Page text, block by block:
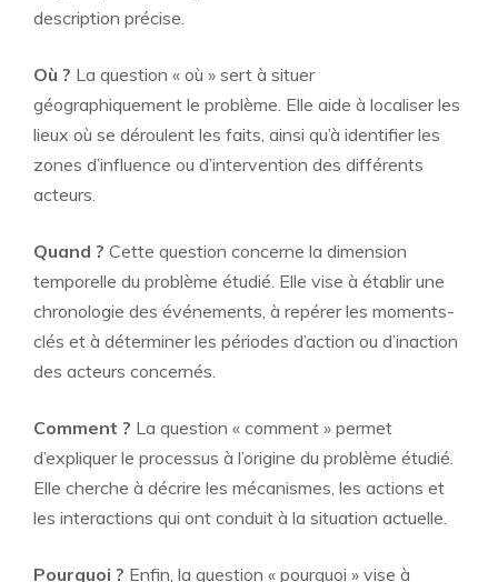
description précise.
Où ? La question « où » sert à situer
géographiquement le problème. Elle aide à localiser les
lieux où se déroulent les faits, ainsi qu’à identifier les
zones d’influence ou d’intervention des différents
acteurs.
Quand ? Cette question concerne la dimension
temporelle du problème étudié. Elle vise à établir une
chronologie des événements, à repérer les moments-
clés et à déterminer les périodes d’action ou d’inaction
des acteurs concernés.
Comment ? La question « comment » permet
d’expliquer le processus à l’origine du problème étudié.
Elle cherche à décrire les mécanismes, les actions et
les interactions qui ont conduit à la situation actuelle.
Pourquoi ? Enfin, la question « pourquoi » vise à